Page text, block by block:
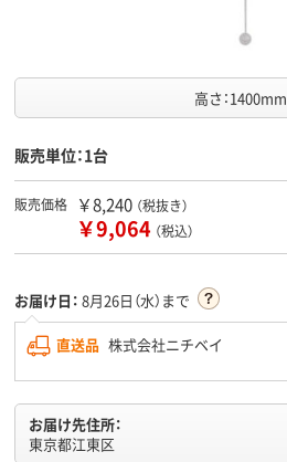
高さ：1400mm
販売単位：1台
販売価格 ￥8,240 （税抜き）
￥9,064 （税込）
お届け日： 8月26日（水）まで
直送品 株式会社ニチベイ
お届け先住所：
東京都江東区